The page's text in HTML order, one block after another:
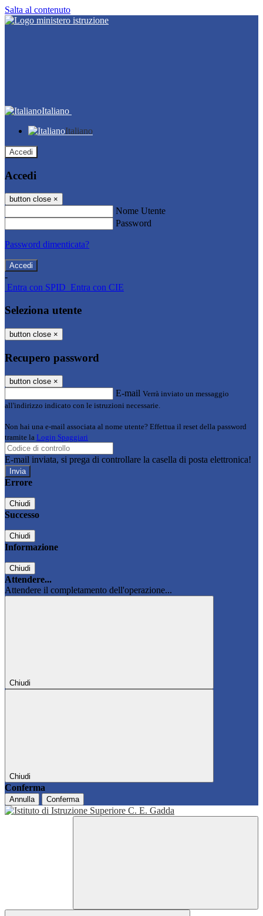
Salta al contenuto
Italiano
Italiano
Accedi
Accedi
button close ×
Nome Utente
Password
Password dimenticata?
-
Entra con SPID Entra con CIE
Seleziona utente
button close ×
Recupero password
button close ×
E-mail Verrà inviato un messaggio
all'indirizzo indicato con le istruzioni necessarie.
Non hai una e-mail associata al nome utente? Effettua il reset della password
tramite la Login Spaggiari
E-mail inviata, si prega di controllare la casella di posta elettronica!
Errore
Chiudi
Successo
Chiudi
Informazione
Chiudi
Attendere...
Attendere il completamento dell'operazione...
Chiudi
Chiudi
Conferma
Annulla Conferma